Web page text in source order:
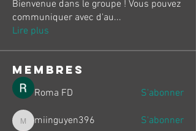
Bienvenue dans le groupe ! Vous pouvez
communiquer avec d'au...
Lire plus
membres
Roma FD S'abonner
miinguyen396
miinguyen396 S'abonner